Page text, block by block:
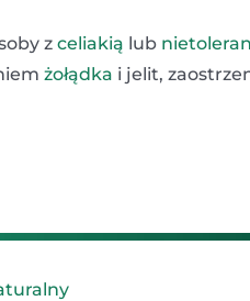
z celiakią lub
żołądka i jelit,